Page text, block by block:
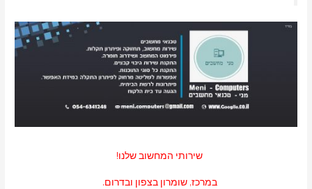
שירותי המחשוב שלנו!
במרכז, שומרון בצפון ובדרום.